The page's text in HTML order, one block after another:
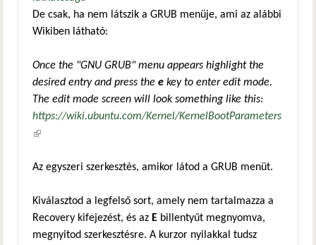
De csak, ha nem látszik a GRUB menüje, ami az alábbi
Wikiben látható:
Once the "GNU GRUB" menu appears highlight the
desired entry and press the e key to enter edit mode.
The edit mode screen will look something like this:
https://wiki.ubuntu.com/Kernel/KernelBootParameters
(külső hivatkozás)
Az egyszeri szerkesztés, amikor látod a GRUB menüt.
Kiválasztod a legfelső sort, amely nem tartalmazza a
Recovery kifejezést, és az E billentyűt megnyomva,
megnyitod szerkesztésre. A kurzor nyilakkal tudsz